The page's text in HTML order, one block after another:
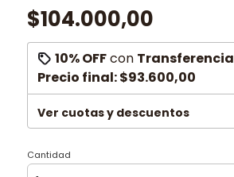
$104.000,00
10% OFFcon Transferencia
Precio final:$93.600,00
Ver cuotas y descuentos
Cantidad